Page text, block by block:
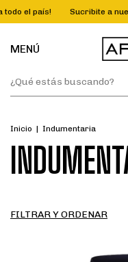
Sucribite a nuestro newseller
MENÚ
Inicio | Indumentaria
FILTRAR Y ORDENAR